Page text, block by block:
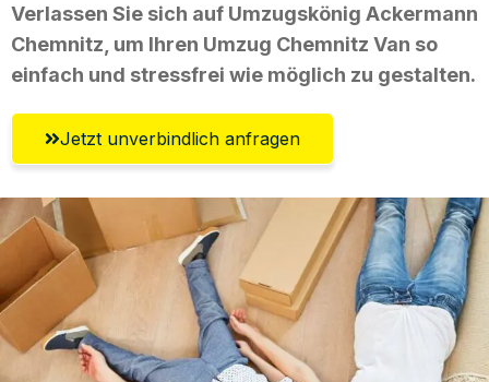
Verlassen Sie sich auf Umzugskönig Ackermann
Chemnitz, um Ihren Umzug Chemnitz Van so
einfach und stressfrei wie möglich zu gestalten.
Jetzt unverbindlich anfragen